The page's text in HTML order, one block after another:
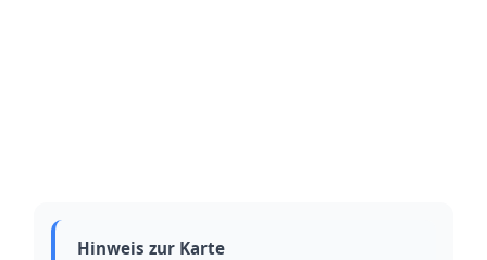
Hinweis zur Karte